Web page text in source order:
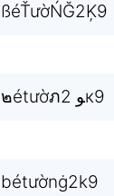
ßéŤườŃĞ2Ķ9
๒étườภﻮ 2к9
bétườnġ2k9